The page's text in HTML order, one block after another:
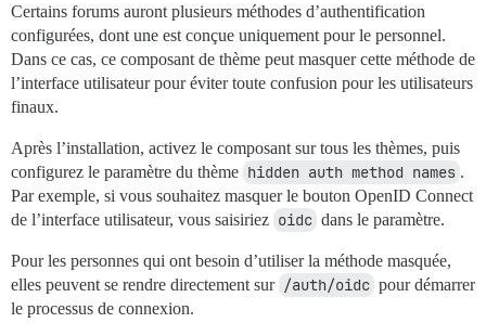
Certains forums auront plusieurs méthodes d’authentification
configurées, dont une est conçue uniquement pour le personnel.
Dans ce cas, ce composant de thème peut masquer cette méthode de
l’interface utilisateur pour éviter toute confusion pour les utilisateurs
finaux.
Après l’installation, activez le composant sur tous les thèmes, puis
configurez le paramètre du thème hidden auth method names .
Par exemple, si vous souhaitez masquer le bouton OpenID Connect
de l’interface utilisateur, vous saisiriez oidc dans le paramètre.
Pour les personnes qui ont besoin d’utiliser la méthode masquée,
elles peuvent se rendre directement sur /auth/oidc pour démarrer
le processus de connexion.